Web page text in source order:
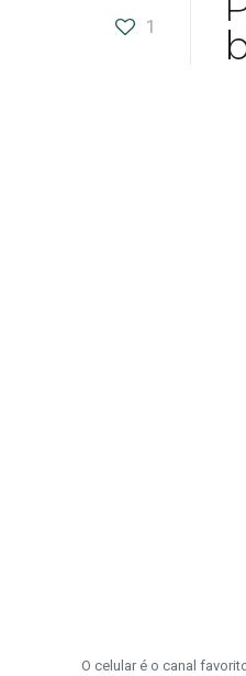
1
O celular é o canal